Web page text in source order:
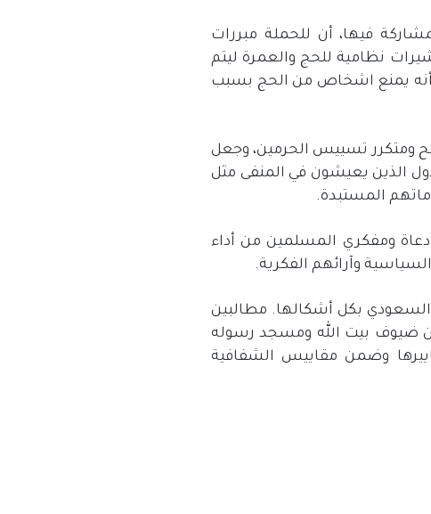
فيها، أن للحملة مبررات
نظامية للحج والعمرة ليتم
يمنع اشخاص من الحج بسبب
ومتكرر تسييس الحرمين، وجعل
الذين يعيشون في المنفى مثل
المستبدة.
ومفكري المسلمين من أداء
وآرائهم الفكرية.
السعودي بكل أشكالها. مطالبين
ضيوف بيت الله ومسجد رسوله
وضمن مقاييس الشفافية